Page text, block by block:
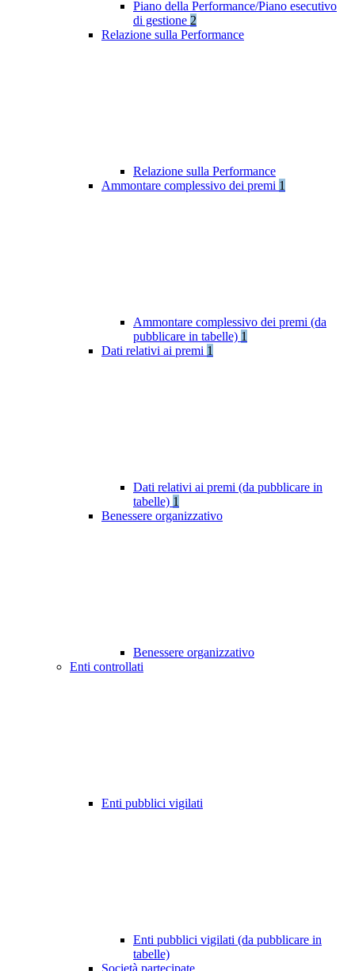
Piano della Performance/Piano esecutivo
di gestione 2
Relazione sulla Performance
Relazione sulla Performance
Ammontare complessivo dei premi 1
Ammontare complessivo dei premi (da
pubblicare in tabelle) 1
Dati relativi ai premi 1
Dati relativi ai premi (da pubblicare in
tabelle) 1
Benessere organizzativo
Benessere organizzativo
Enti controllati
Enti pubblici vigilati
Enti pubblici vigilati (da pubblicare in
tabelle)